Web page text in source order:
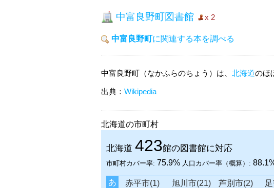
中富良野町図書館 x 2
中富良野町に関連する本を調べる
中富良野町（なかふらのちょう）は、 北海道のほ
出典： Wikipedia
北海道の市町村
北海道 423館の図書館に対応
市町村カバー率: 75.9% 人口カバー率（概算）:
あ 赤平市(1) 旭川市(21) 芦別市(2)